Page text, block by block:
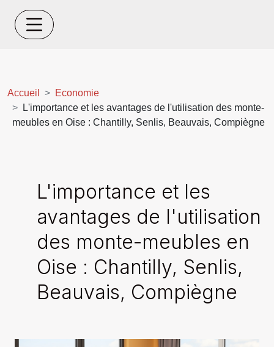
Accueil
Economie
L'importance et les avantages de l'utilisation des monte-
meubles en Oise : Chantilly, Senlis, Beauvais, Compiègne
L'importance et les
avantages de l'utilisation
des monte-meubles en
Oise : Chantilly, Senlis,
Beauvais, Compiègne